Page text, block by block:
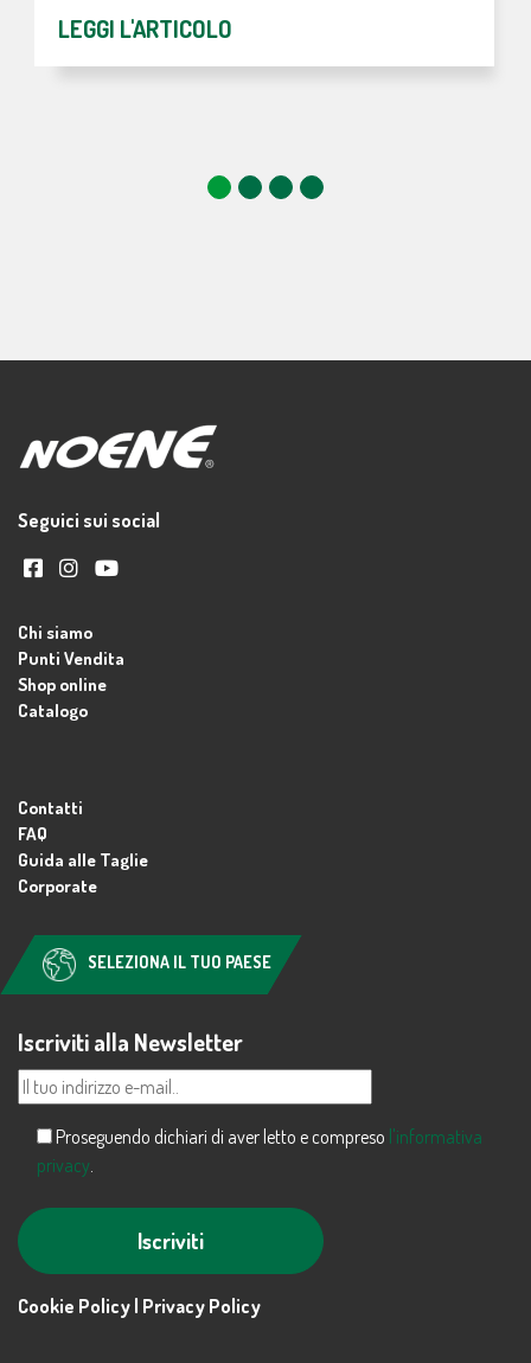
LEGGI L'ARTICOLO
Seguici sui social
Chi siamo
Punti Vendita
Shop online
Catalogo
Contatti
FAQ
Guida alle Taglie
Corporate
SELEZIONA IL TUO PAESE
Iscriviti alla Newsletter
Proseguendo dichiari di aver letto e compreso l'informativa
privacy.
Alternative:
Cookie Policy | Privacy Policy